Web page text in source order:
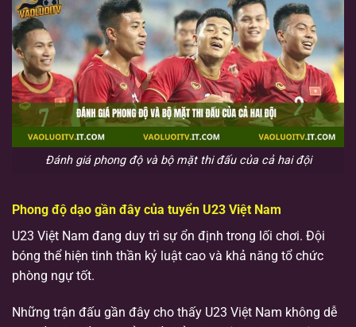
Đánh giá phong độ và bộ mặt thi đấu của cả hai đội
Phong độ dạo gần đây của tuyển U23 Việt Nam
U23 Việt Nam đang duy trì sự ổn định trong lối chơi. Đội
bóng thể hiện tinh thần kỷ luật cao và khả năng tổ chức
phòng ngự tốt.
Những trận đấu gần đây cho thấy U23 Việt Nam không dễ